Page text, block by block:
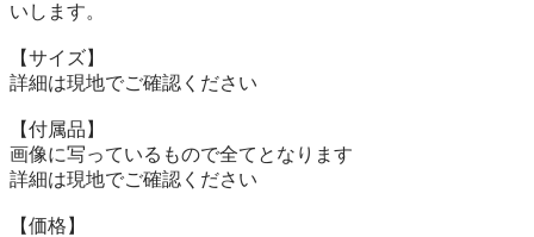
いします。
【サイズ】
詳細は現地でご確認ください
【付属品】
画像に写っているもので全てとなります
詳細は現地でご確認ください
【価格】